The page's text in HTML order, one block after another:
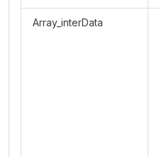
Array_interData